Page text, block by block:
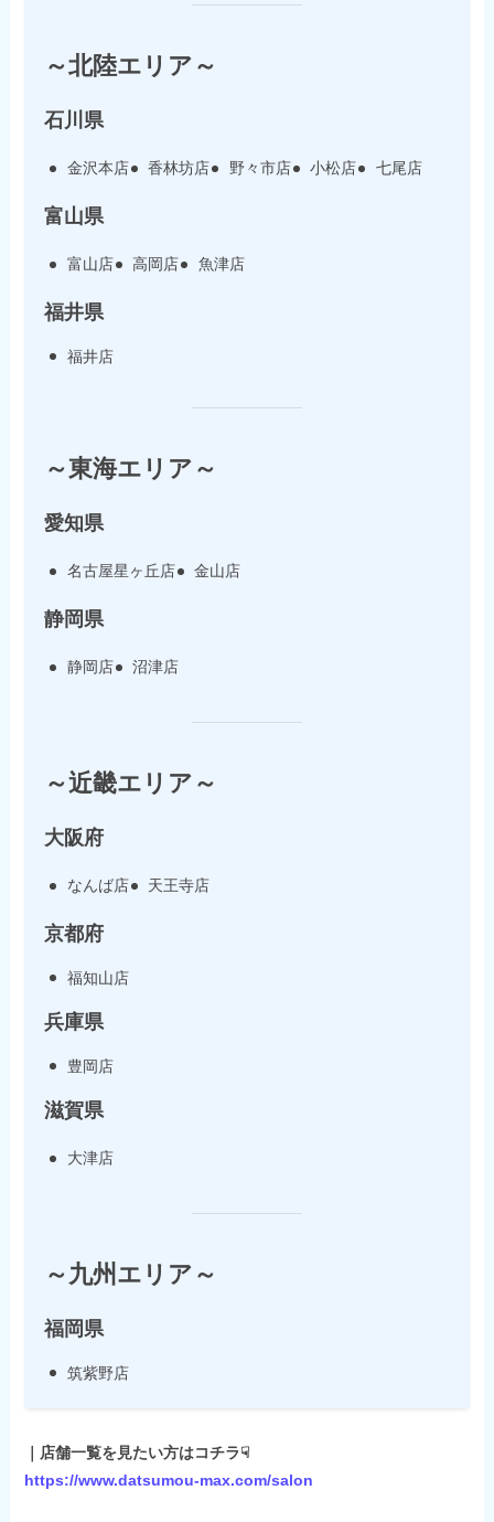
～北陸エリア～
石川県
金沢本店 香林坊店 野々市店 小松店 七尾店
富山県
富山店 高岡店 魚津店
福井県
福井店
～東海エリア～
愛知県
名古屋星ヶ丘店 金山店
静岡県
静岡店 沼津店
～近畿エリア～
大阪府
なんば店 天王寺店
京都府
福知山店
兵庫県
豊岡店
滋賀県
大津店
～九州エリア～
福岡県
筑紫野店
｜店舗一覧を見たい方はコチラ☟
https://www.datsumou-max.com/salon